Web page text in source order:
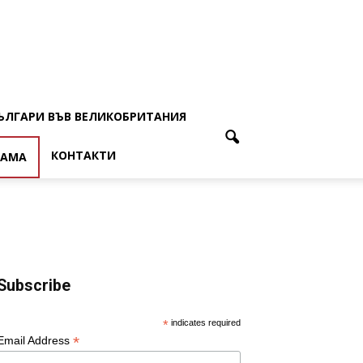
ВЪВ ВЕЛИКОБРИТАНИЯ
КОНТАКТИ
* indicates required
Address *